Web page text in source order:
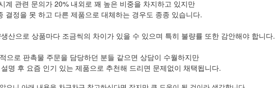
계 관련 문의가 20% 내외로 꽤 높은 비중을 차지하고 있지만
결정을 못 하고 다른 제품으로 대체하는 경우도 종종 있습니다.
산으로 상품마다 조금씩의 차이가 있을 수 있으며 특히 불량률 또한 감안해야 합니다.
으로 판촉물 주문을 담당하던 분들 같으면 상담이 수월하지만
명 후 요즘 인기 있는 제품으로 추천해 드리면 문제없이 채택됩니다.